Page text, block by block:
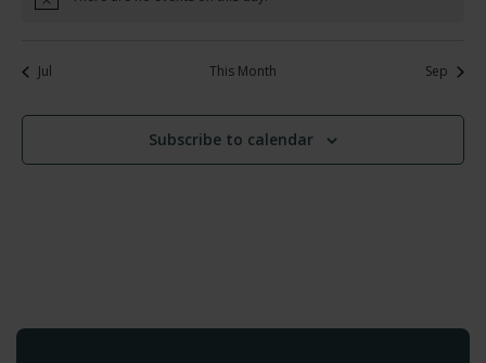
Jul This Month Sep
Subscribe to calendar